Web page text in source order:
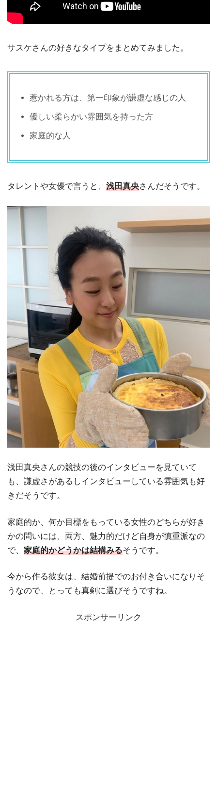
サスケさんの好きなタイプをまとめてみました。
惹かれる方は、第一印象が謙虚な感じの人
優しい柔らかい雰囲気を持った方
家庭的な人
タレントや女優で言うと、 浅田真央さんだそうです。
浅田真央さんの競技の後のインタビューを見ていて
も、謙虚さがあるしインタビューしている雰囲気も好
きだそうです。
家庭的か、何か目標をもっている女性のどちらが好き
かの問いには、両方、魅力的だけど自身が慎重派なの
で、 家庭的かどうかは結構みるそうです。
今から作る彼女は、結婚前提でのお付き合いになりそ
うなので、とっても真剣に選びそうですね。
スポンサーリンク